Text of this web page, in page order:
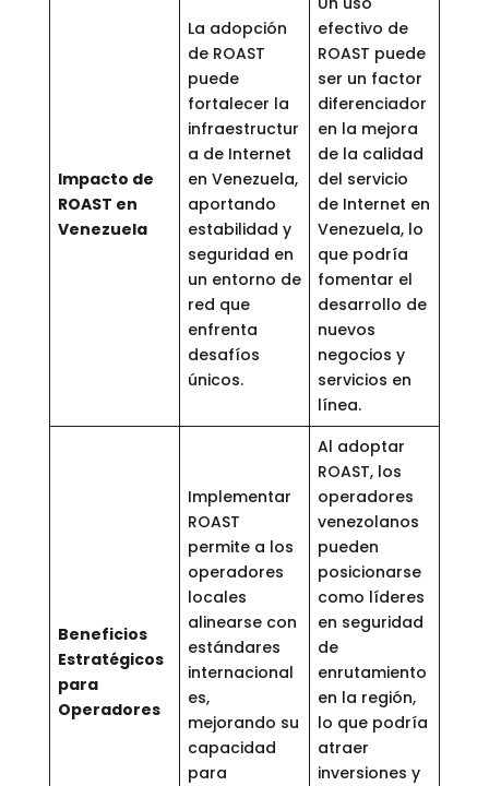
Impacto de
ROAST en
Venezuela
La adopción
de ROAST
puede
fortalecer la
infraestructur
a de Internet
en Venezuela,
aportando
estabilidad y
seguridad en
un entorno de
red que
enfrenta
desafíos
únicos.
efectivo de
ROAST puede
ser un factor
diferenciador
en la mejora
de la calidad
del servicio
de Internet en
Venezuela, lo
que podría
fomentar el
desarrollo de
nuevos
negocios y
servicios en
línea.
Beneficios
Estratégicos
para
Operadores
Implementar
ROAST
permite a los
operadores
locales
alinearse con
estándares
internacional
es,
mejorando su
capacidad
para
Al adoptar
ROAST, los
operadores
venezolanos
pueden
posicionarse
como líderes
en seguridad
de
enrutamiento
en la región,
lo que podría
atraer
inversiones y